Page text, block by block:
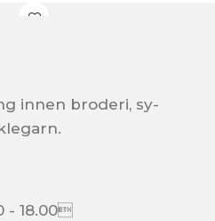
innen broderi, sy-
- 18.00